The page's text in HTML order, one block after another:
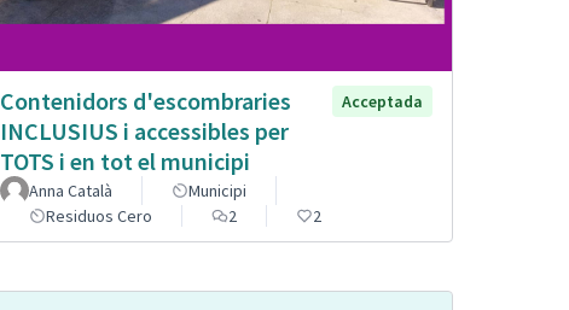
Contenidors d'escombraries
INCLUSIUS i accessibles per
TOTS i en tot el municipi
Acceptada
Anna Català
Municipi
Residuos Cero
2 2